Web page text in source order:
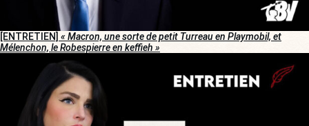
[ENTRETIEN] « Macron, une sorte de petit Turreau en Playmobil, et
Mélenchon, le Robespierre en keffieh »